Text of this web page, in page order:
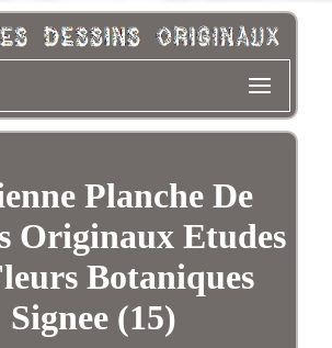
Planche De
Originaux Etudes
Botaniques
Signee (15)